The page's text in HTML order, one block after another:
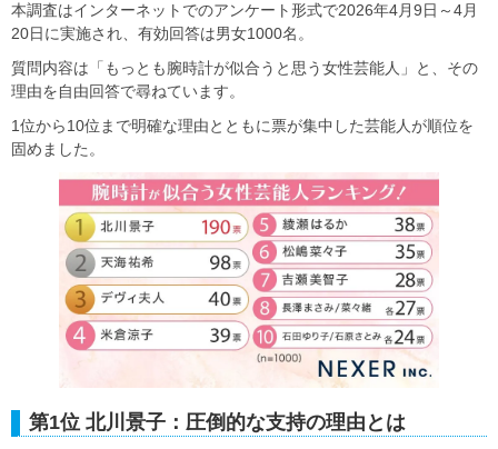
本調査はインターネットでのアンケート形式で2026年4月9日～4月
20日に実施され、有効回答は男女1000名。
質問内容は「もっとも腕時計が似合うと思う女性芸能人」と、その
理由を自由回答で尋ねています。
1位から10位まで明確な理由とともに票が集中した芸能人が順位を
固めました。
第1位 北川景子：圧倒的な支持の理由とは